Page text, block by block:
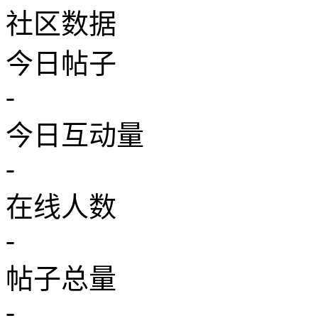
社区数据
今日帖子
-
今日互动量
-
在线人数
-
帖子总量
-